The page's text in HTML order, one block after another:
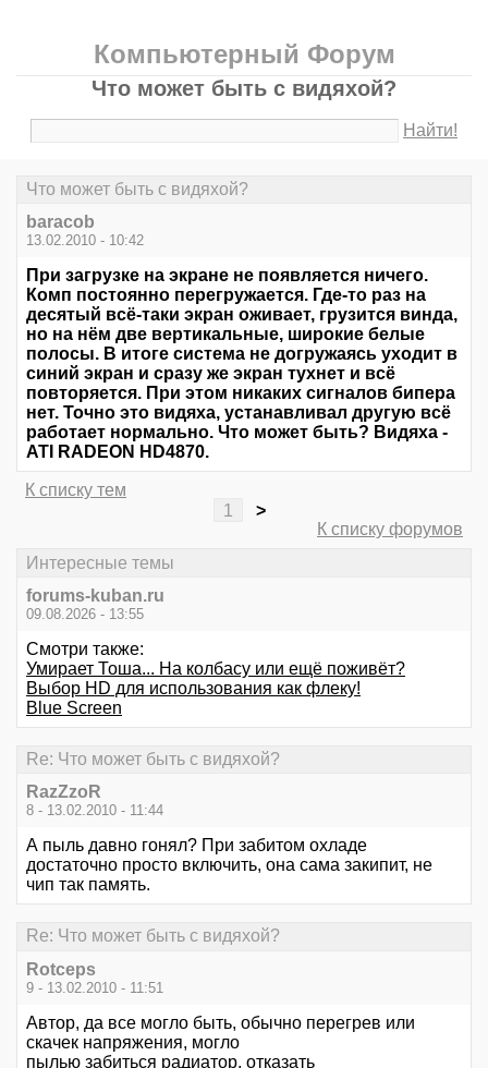
Компьютерный Форум
Что может быть с видяхой?
Найти!
Что может быть с видяхой?
baracob
13.02.2010 - 10:42
При загрузке на экране не появляется ничего.
Комп постоянно перегружается. Где-то раз на
десятый всё-таки экран оживает, грузится винда,
но на нём две вертикальные, широкие белые
полосы. В итоге система не догружаясь уходит в
синий экран и сразу же экран тухнет и всё
повторяется. При этом никаких сигналов бипера
нет. Точно это видяха, устанавливал другую всё
работает нормально. Что может быть? Видяха -
ATI RADEON HD4870.
К списку тем
1
>
К списку форумов
Интересные темы
forums-kuban.ru
09.08.2026 - 13:55
Смотри также:
Умирает Тоша... На колбасу или ещё поживёт?
Выбор HD для использования как флеку!
Blue Screen
Re: Что может быть с видяхой?
RazZzoR
8 - 13.02.2010 - 11:44
А пыль давно гонял? При забитом охладе
достаточно просто включить, она сама закипит, не
чип так память.
Re: Что может быть с видяхой?
Rotceps
9 - 13.02.2010 - 11:51
Автор, да все могло быть, обычно перегрев или
скачек напряжения, могло
пылью забиться радиатор, отказать